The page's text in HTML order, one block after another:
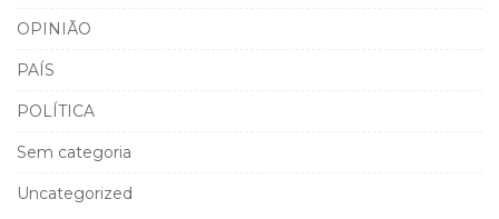
OPINIÃO
PAÍS
POLÍTICA
Sem categoria
Uncategorized